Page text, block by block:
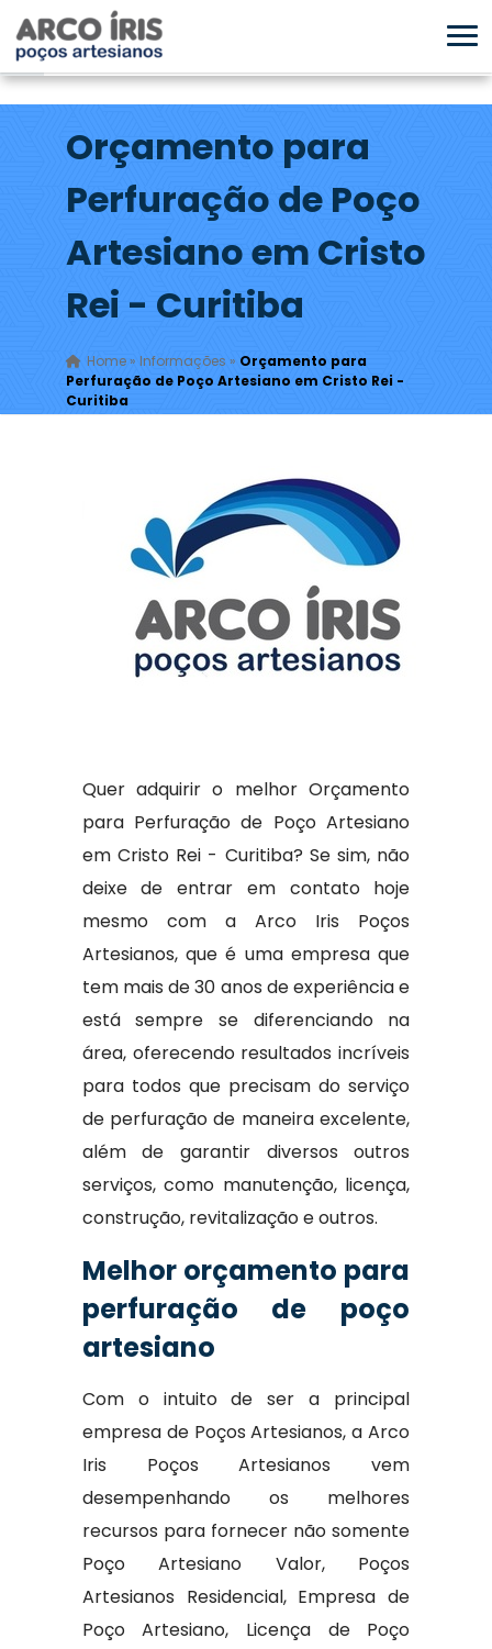
Orçamento para
Perfuração de Poço
Artesiano em Cristo
Rei - Curitiba
Home» Informações » Orçamento para
Perfuração de Poço Artesiano em Cristo Rei -
Curitiba
Quer adquirir o melhor Orçamento
para Perfuração de Poço Artesiano
em Cristo Rei - Curitiba? Se sim, não
deixe de entrar em contato hoje
mesmo com a Arco Iris Poços
Artesianos, que é uma empresa que
tem mais de 30 anos de experiência e
está sempre se diferenciando na
área, oferecendo resultados incríveis
para todos que precisam do serviço
de perfuração de maneira excelente,
além de garantir diversos outros
serviços, como manutenção, licença,
construção, revitalização e outros.
Melhor orçamento para
perfuração de poço
artesiano
Com o intuito de ser a principal
empresa de Poços Artesianos, a Arco
Iris Poços Artesianos vem
desempenhando os melhores
recursos para fornecer não somente
Poço Artesiano Valor, Poços
Artesianos Residencial, Empresa de
Poço Artesiano, Licença de Poço